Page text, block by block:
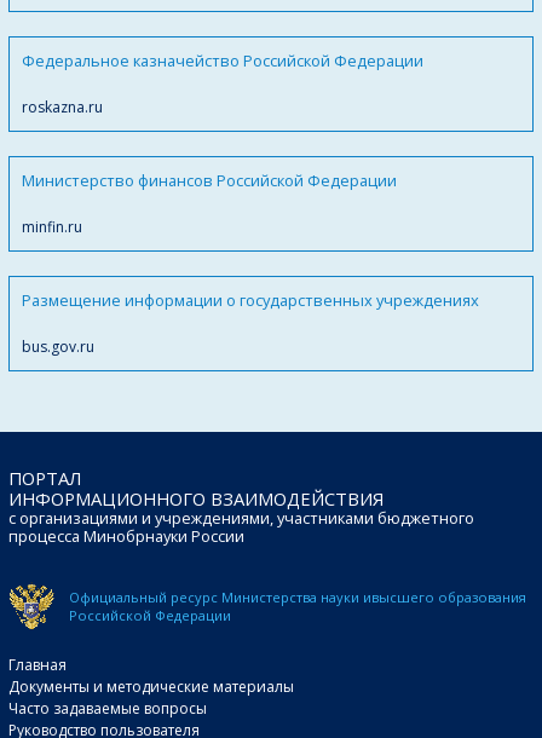
Федеральное казначейство Российской Федерации
roskazna.ru
Министерство финансов Российской Федерации
minfin.ru
Размещение информации о государственных учреждениях
bus.gov.ru
ПОРТАЛ
ИНФОРМАЦИОННОГО ВЗАИМОДЕЙСТВИЯ
с организациями и учреждениями, участниками бюджетного
процесса Минобрнауки России
Официальный ресурс Министерства науки ивысшего образования
Российской Федерации
Главная
Документы и методические материалы
Часто задаваемые вопросы
Руководство пользователя